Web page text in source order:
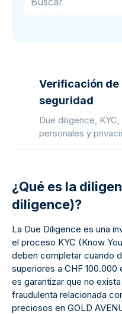
Verificación
seguridad
Due diligence,
personales y
¿Qué es la
diligence)?
La Due Diligence es una
el proceso KYC (Know
deben completar cuando
superiores a CHF 100.000
es garantizar que no
fraudulenta relacionada
preciosos en GOLD